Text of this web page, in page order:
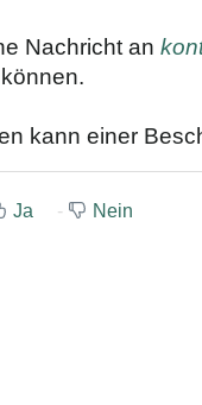
Nachricht an
kann einer
Ja Nein